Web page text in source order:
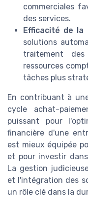
commerciales
des services.
Efficacité de la
solutions
traitement
ressources
tâches plus
En contribuant à
cycle achat-
puissant pour
financière d'une
est mieux équipée
et pour investir
La gestion
et l'intégration des
un rôle clé dans la